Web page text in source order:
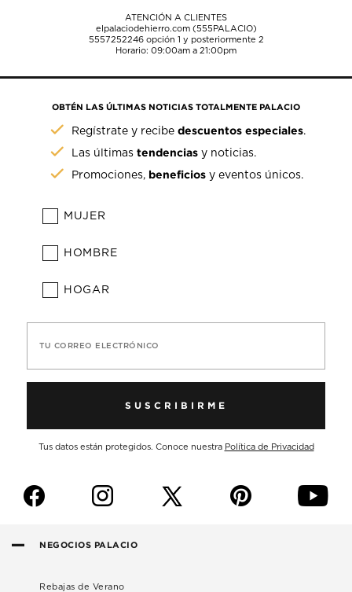
ATENCIÓN A CLIENTES
elpalaciodehierro.com (555PALACIO)
5557252246opción 1 y posteriormente 2
Horario: 09:00am a 21:00pm
OBTÉN LAS ÚLTIMAS NOTICIAS TOTALMENTE PALACIO
Regístrate y recibedescuentos especiales.
Las últimastendencias y noticias.
Promociones, beneficios y eventos únicos.
MUJER
HOMBRE
HOGAR
TU CORREO ELECTRÓNICO
SUSCRIBIRME
Tus datos están protegidos. Conoce nuestra Política de Privacidad
f i p y
NEGOCIOS PALACIO
Rebajas de Verano